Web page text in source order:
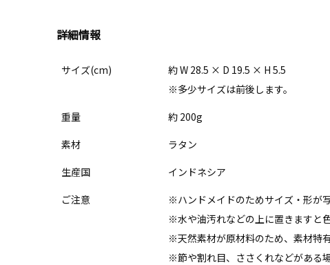
詳細情報
サイズ(cm)
約 W 28.5 × D 19.5 × H 5.5
※多少サイズは前後します。
重量
約 200g
素材
ラタン
生産国
インドネシア
ご注意
※ハンドメイドのためサイズ・形が
※水や油汚れなどの上に置きますと
※天然素材が原材料のため、素材特
※節や割れ目、ささくれなどがある